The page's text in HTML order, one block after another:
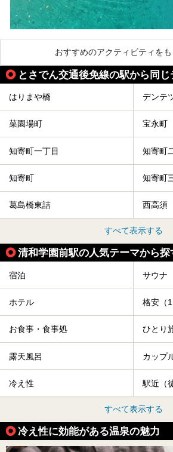
おすすめのアクティビティを
とさでん交通後免線の駅から同
はりまや橋 デンテ
菜園場町 宝永町
知寄町一丁目 知寄町
知寄町 知寄町
葛島橋東詰 西高須
すべて表示する
清和学園前駅の人気テーマから探
宿泊 サウナ
ホテル 格安（
お食事・食事処 ひとり
露天風呂 カップ
冷え性 駅近（
すべて表示する
冷え性に効能がある温泉の魅力